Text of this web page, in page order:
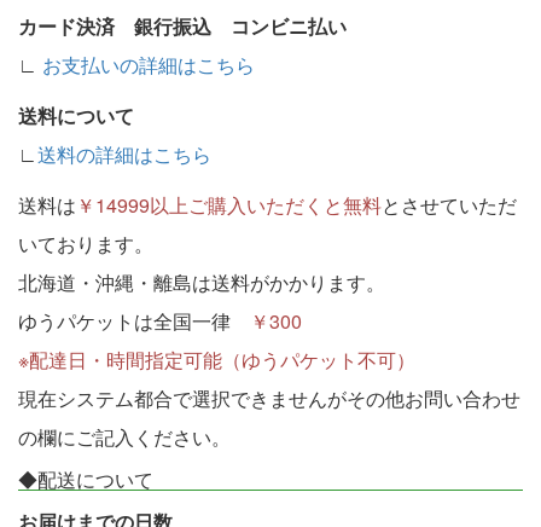
カード決済 銀行振込 コンビニ払い
∟ お支払いの詳細はこちら
送料について
∟送料の詳細はこちら
送料は ￥14999以上ご購入いただくと無料とさせていただ
いております。
北海道・沖縄・離島は送料がかかります。
ゆうパケットは全国一律
￥300
※配達日・時間指定可能（ゆうパケット不可）
現在システム都合で選択できませんがその他お問い合わせ
の欄にご記入ください。
◆配送について